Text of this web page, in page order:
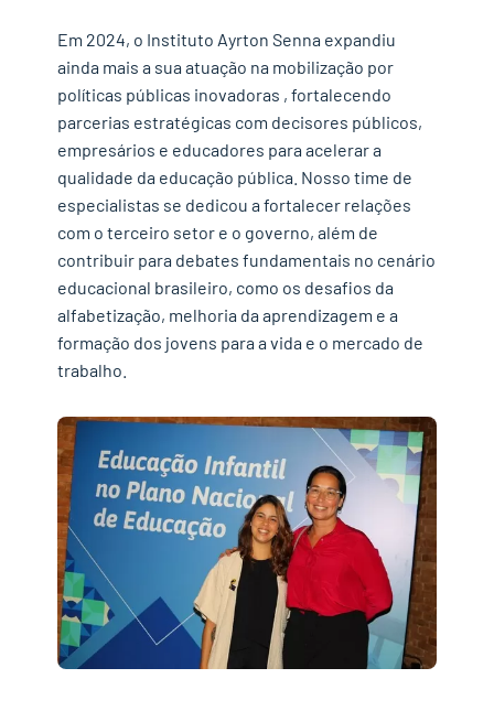
Em 2024, o Instituto Ayrton Senna expandiu
ainda mais a sua atuação na mobilização por
políticas públicas inovadoras , fortalecendo
parcerias estratégicas com decisores públicos,
empresários e educadores para acelerar a
qualidade da educação pública. Nosso time de
especialistas se dedicou a fortalecer relações
com o terceiro setor e o governo, além de
contribuir para debates fundamentais no cenário
educacional brasileiro, como os desafios da
alfabetização, melhoria da aprendizagem e a
formação dos jovens para a vida e o mercado de
trabalho.